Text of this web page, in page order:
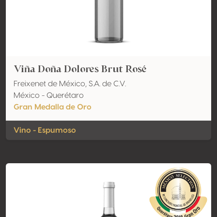
Viña Doña Dolores Brut Rosé
Freixenet de México, S.A. de C.V.
México - Querétaro
Gran Medalla de Oro
Vino - Espumoso